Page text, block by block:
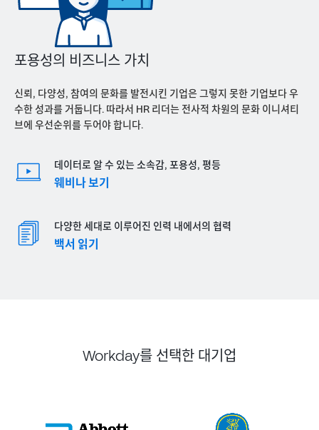
포용성의 비즈니스 가치
신뢰, 다양성, 참여의 문화를 발전시킨 기업은 그렇지 못한 기업보다 우
수한 성과를 거둡니다. 따라서 HR 리더는 전사적 차원의 문화 이니셔티
브에 우선순위를 두어야 합니다.
데이터로 알 수 있는 소속감, 포용성, 평등
웨비나 보기
다양한 세대로 이루어진 인력 내에서의 협력
백서 읽기
Workday를 선택한 대기업